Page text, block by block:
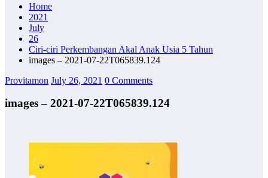
Home
2021
July
26
Ciri-ciri Perkembangan Akal Anak Usia 5 Tahun
images – 2021-07-22T065839.124
Provitamon July 26, 2021 0 Comments
images – 2021-07-22T065839.124